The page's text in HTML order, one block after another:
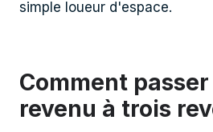
simple loueur d'espace.
Comment
revenu à trois